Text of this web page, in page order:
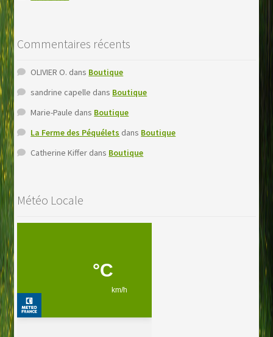
Commentaires récents
OLIVIER O. dans Boutique
sandrine capelle dans Boutique
Marie-Paule dans Boutique
La Ferme des Péquélets dans Boutique
Catherine Kiffer dans Boutique
Météo Locale